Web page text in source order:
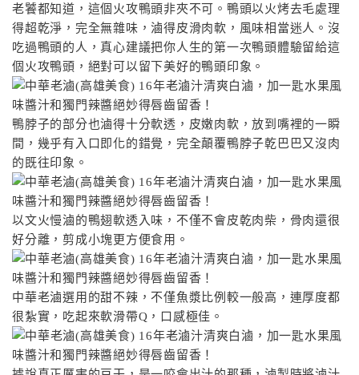
老饕都知道，這個火攻鴨頭非夾不可。鴨頭以火烤去毛處理
得超乾淨，完全無雜味，滷得皮滑肉軟，風味相當迷人。沒
吃過鴨頭的人，真心建議把你人生的第一次鴨頭體驗留給這
個火攻鴨頭，絕對可以留下美好的鴨頭印象。
鴨脖子的部分也滷得十分軟透，皮嫩肉軟，放到嘴裡的一瞬
間，幾乎有入口即化的錯覺，完全顛覆鴨脖子乾巴巴又沒肉
的既往印象。
以文火慢滷的鴨翅軟透入味，不僅不會皮乾肉柴，骨肉還很
好分離，剪成小塊更方便食用。
中華老滷選用的甜不辣，不僅魚漿比例較一般高，連厚度都
很紮實，吃起來軟滑帶Q，口感極佳。